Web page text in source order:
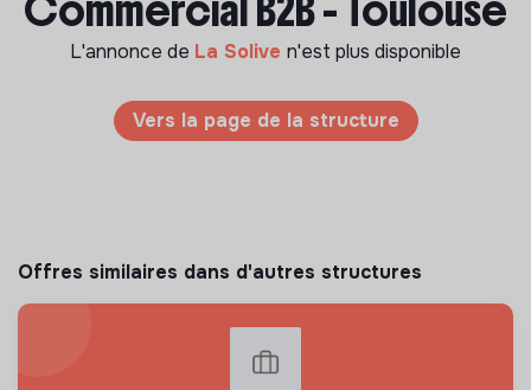
L'annonce de La Solive n'est plus disponible
Vers la page de la structure
Offres similaires dans d'autres structures